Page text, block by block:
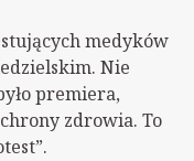
medyków
Nie
premiera,
zdrowia. To